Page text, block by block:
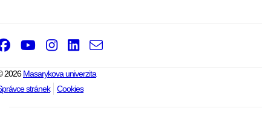
2026Masarykova univerzita
stránek
Cookies
Facebook
Youtube
Instagram
LinkedIn
e-